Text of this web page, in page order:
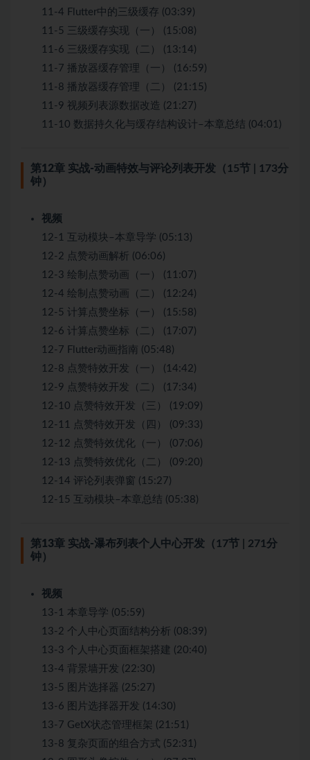
11-4 Flutter中的三级缓存 (03:39)
11-5 三级缓存实现（一） (15:08)
11-6 三级缓存实现（二） (13:14)
11-7 播放器缓存管理（一） (16:59)
11-8 播放器缓存管理（二） (21:15)
11-9 视频列表源数据改造 (21:27)
11-10 数据持久化与缓存结构设计–本章总结 (04:01)
第12章 实战-动画特效与评论列表开发 （15节 | 173分
钟）
视频
12-1 互动模块–本章导学 (05:13)
12-2 点赞动画解析 (06:06)
12-3 绘制点赞动画（一） (11:07)
12-4 绘制点赞动画（二） (12:24)
12-5 计算点赞坐标（一） (15:58)
12-6 计算点赞坐标（二） (17:07)
12-7 Flutter动画指南 (05:48)
12-8 点赞特效开发（一） (14:42)
12-9 点赞特效开发（二） (17:34)
12-10 点赞特效开发（三） (19:09)
12-11 点赞特效开发（四） (09:33)
12-12 点赞特效优化（一） (07:06)
12-13 点赞特效优化（二） (09:20)
12-14 评论列表弹窗 (15:27)
12-15 互动模块–本章总结 (05:38)
第13章 实战-瀑布列表个人中心开发 （17节 | 271分
钟）
视频
13-1 本章导学 (05:59)
13-2 个人中心页面结构分析 (08:39)
13-3 个人中心页面框架搭建 (20:40)
13-4 背景墙开发 (22:30)
13-5 图片选择器 (25:27)
13-6 图片选择器开发 (14:30)
13-7 GetX状态管理框架 (21:51)
13-8 复杂页面的组合方式 (52:31)